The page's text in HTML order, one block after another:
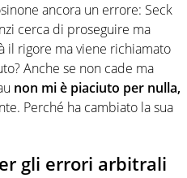
ancora un errore: Seck
cerca di proseguire ma
il rigore ma viene richiamato
Anche se non cade ma
non mi è piaciuto per nulla,
Perché ha cambiato la sua
gli errori arbitrali